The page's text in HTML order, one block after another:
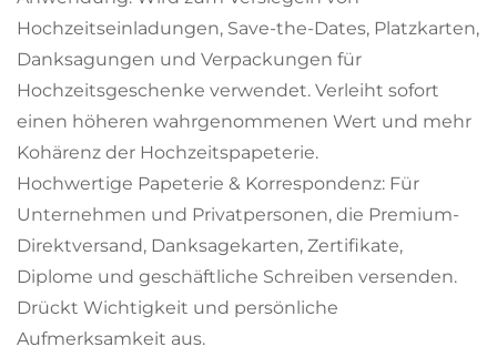
Hochzeitseinladungen, Save-the-Dates, Platzkarten,
Danksagungen und Verpackungen für
Hochzeitsgeschenke verwendet. Verleiht sofort
einen höheren wahrgenommenen Wert und mehr
Kohärenz der Hochzeitspapeterie.
Hochwertige Papeterie & Korrespondenz: Für
Unternehmen und Privatpersonen, die Premium-
Direktversand, Danksagekarten, Zertifikate,
Diplome und geschäftliche Schreiben versenden.
Drückt Wichtigkeit und persönliche
Aufmerksamkeit aus.